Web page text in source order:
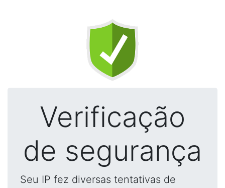
Verificação
de segurança
Seu IP fez diversas tentativas de